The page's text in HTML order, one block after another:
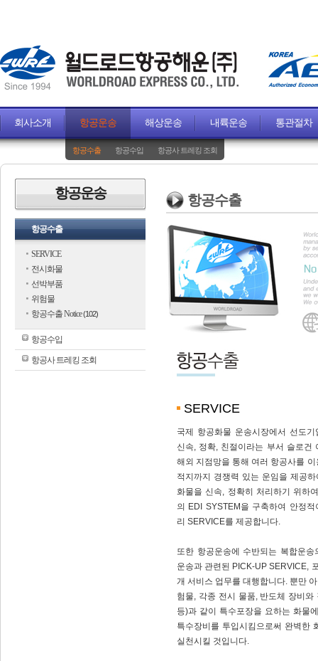
회사소개 항공운송
항공수출 항공수입 항공사 트레킹 조회
해상운송 내륙운송 통관절차
항공운송
항공수출
SERVICE
전시화물
선박부품
위험물
항공수출 Notice(102)
항공수입
항공사 트레킹 조회
항공수출
SERVICE
국제 항공화물 운송시장에서 선도
신속, 정확, 친절이라는 부서 슬로건
해외 지점망을 통해 여러 항공사를
적지까지 경쟁력 있는 운임을 제공
화물을 신속, 정확히 처리하기 위하
의 EDI SYSTEM을 구축하여 안정
리 SERVICE를 제공합니다.
또한 항공운송에 수반되는 복합운
운송과 관련된 PICK-UP SERVICE,
개 서비스 업무를 대행합니다. 뿐만
험물, 각종 전시 물품, 반도체 장비와
등)과 같이 특수포장을 요하는 화물
특수장비를 투입시킴으로써 완벽한
실천시킬 것입니다.